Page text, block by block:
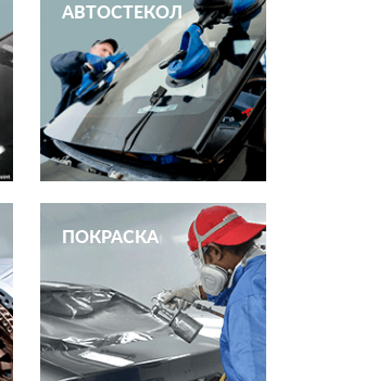
АВТОСТЕКОЛ
ПОКРАСКА